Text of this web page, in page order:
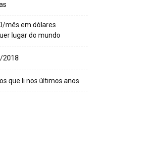
mês em dólares
lugar do mundo
2018
que li nos últimos anos